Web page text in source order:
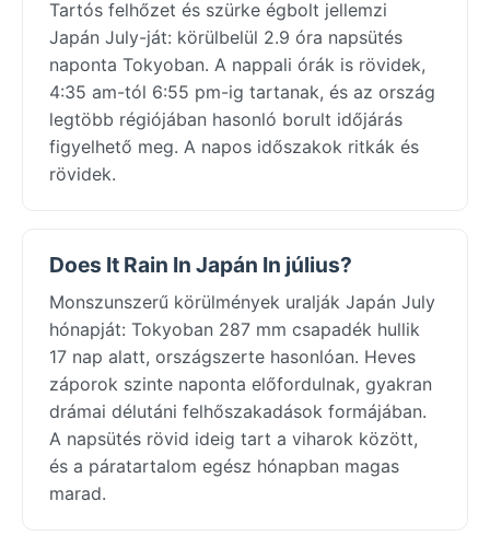
Tartós felhőzet és szürke égbolt jellemzi
Japán July-ját: körülbelül 2.9 óra napsütés
naponta Tokyoban. A nappali órák is rövidek,
4:35 am-tól 6:55 pm-ig tartanak, és az ország
legtöbb régiójában hasonló borult időjárás
figyelhető meg. A napos időszakok ritkák és
rövidek.
Does It Rain In Japán In július?
Monszunszerű körülmények uralják Japán July
hónapját: Tokyoban 287 mm csapadék hullik
17 nap alatt, országszerte hasonlóan. Heves
záporok szinte naponta előfordulnak, gyakran
drámai délutáni felhőszakadások formájában.
A napsütés rövid ideig tart a viharok között,
és a páratartalom egész hónapban magas
marad.